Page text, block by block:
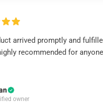
arrived promptly and
recommended for
owner